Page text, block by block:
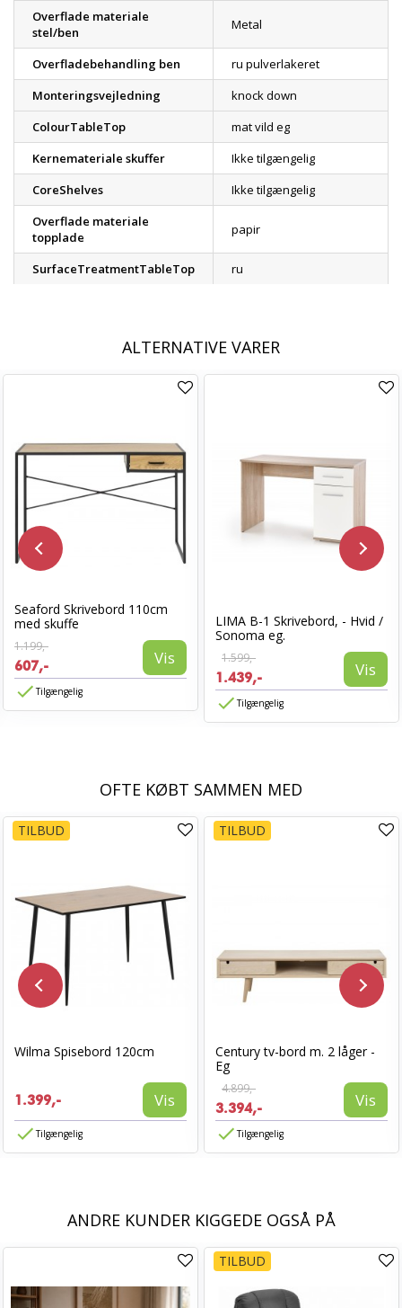
Overflade materiale
stel/ben
Metal
Overfladebehandling ben
ru pulverlakeret
Monteringsvejledning
knock down
ColourTableTop
mat vild eg
Kernemateriale skuffer
Ikke tilgængelig
CoreShelves
Ikke tilgængelig
Overflade materiale
topplade
papir
SurfaceTreatmentTableTop ru
ALTERNATIVE VARER
Seaford Skrivebord 110cm
med skuffe
1.199,-
607,- Vis
Tilgængelig
LIMA B-1 Skrivebord, - Hvid /
Sonoma eg.
1.599,-
1.439,- Vis
Tilgængelig
OFTE KØBT SAMMEN MED
TILBUD
Wilma Spisebord 120cm
1.399,- Vis
Tilgængelig
TILBUD
Century tv-bord m. 2 låger -
Eg
4.899,-
3.394,- Vis
Tilgængelig
ANDRE KUNDER KIGGEDE OGSÅ PÅ
TILBUD